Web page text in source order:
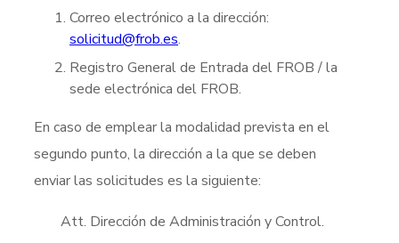
Correo electrónico a la dirección:
solicitud@frob.es.
Registro General de Entrada del FROB / la
sede electrónica del FROB.
En caso de emplear la modalidad prevista en el
segundo punto, la dirección a la que se deben
enviar las solicitudes es la siguiente:
Att. Dirección de Administración y Control.